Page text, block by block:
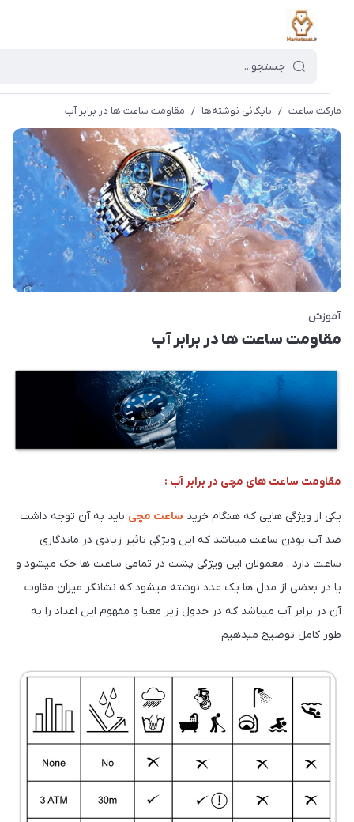
ساعت / بایگانی نوشته‌ها / مقاومت ساعت ها در برابر آب
ساعت ها در برابر آب
ساعت های مچی در برابر آب :
از ویژگی هایی که هنگام خرید ساعت مچی باید به آن توجه داشت
بودن ساعت میباشد که این ویژگی تاثیر زیادی در ماندگاری
دارد . معمولان این ویژگی پشت در تمامی ساعت ها حک میشود و
در بعضی از مدل ها یک عدد نوشته میشود که نشانگر میزان مقاوت
برابر آب میباشد که در جدول زیر معنا و مفهوم این اعداد را به
کامل توضیح میدهیم.